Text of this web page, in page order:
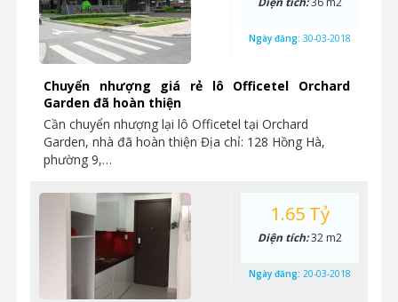
Chuyển nhượng giá rẻ lô Officetel Orchard
Garden đã hoàn thiện
Cần chuyển nhượng lại lô Officetel tại Orchard
Garden, nhà đã hoàn thiện Địa chỉ: 128 Hồng Hà,
phường 9,…
Ngày đăng: 30-03-2018
1.65 Tỷ
Diện tích:32 m2
Ngày đăng: 20-03-2018